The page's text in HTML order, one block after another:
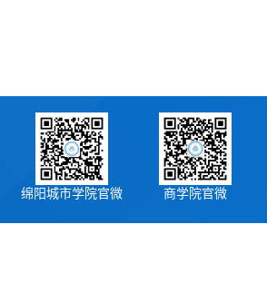
绵阳城市学院官微 商学院官微